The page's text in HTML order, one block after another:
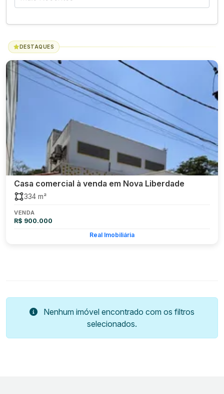
DESTAQUES
Casa comercial à venda em Nova Liberdade
334 m²
VENDA
R$ 900.000
Real Imobiliária
Nenhum imóvel encontrado com os filtros
selecionados.